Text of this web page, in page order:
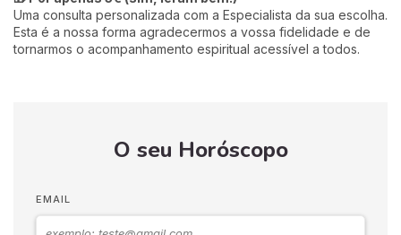
Uma consulta personalizada com a Especialista da sua escolha.
Esta é a nossa forma agradecermos a vossa fidelidade e de
tornarmos o acompanhamento espiritual acessível a todos.
O seu Horóscopo
EMAIL